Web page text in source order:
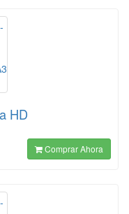
HD
Comprar Ahora